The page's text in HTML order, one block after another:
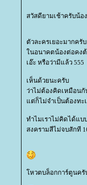
สวัสดียามเช้าครับน้อ
ตัวละครเยอะมากครับ
นอนาคตน้องต่อคงต้
เอ๊ะ หรือว่ามีแล้ว 555
เห็นด้วยนะครับ
ว่าไม่ต้องคิดเหมือนกั
ต่ก็ไม่จำเป็นต้องทะ
ทำไมเราไม่คิดได้แบ
สงครามสีไม่จบสักที
หวตบล็อกการ์ตูนครั